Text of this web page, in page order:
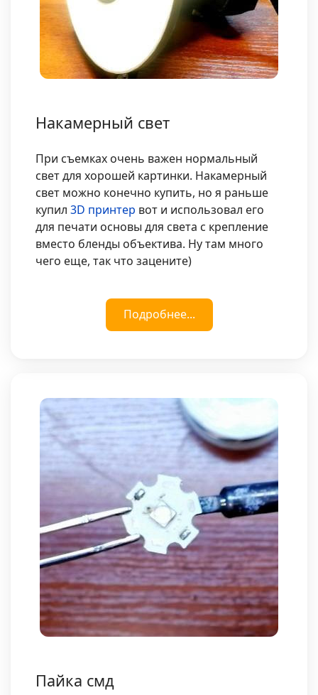
Накамерный свет
При съемках очень важен нормальный
свет для хорошей картинки. Накамерный
свет можно конечно купить, но я раньше
купил 3D принтер вот и использовал его
для печати основы для света с крепление
вместо бленды объектива. Ну там много
чего еще, так что зацените)
Подробнее...
Пайка смд